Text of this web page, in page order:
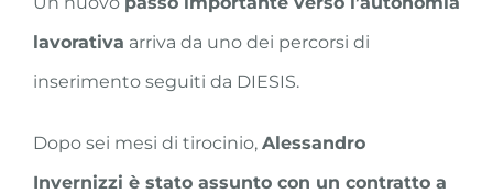
lavorativa arriva da uno dei percorsi di
inserimento seguiti da DIESIS.
Dopo sei mesi di tirocinio, Alessandro
Invernizzi è stato assunto con un contratto a